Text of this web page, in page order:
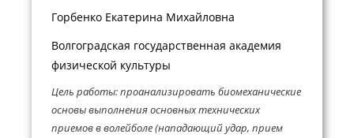
Горбенко Екатерина Михайловна
Волгоградская государственная академия
физической культуры
Цель работы: проанализировать биомеханические
основы выполнения основных технических
приемов в волейболе (нападающий удар, прием